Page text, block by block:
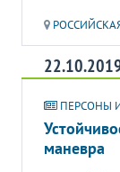
ПЕРСОНЫ
маневра